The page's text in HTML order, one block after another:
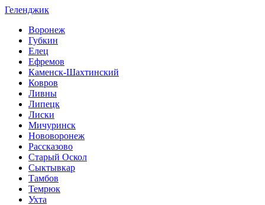
Геленджик
Воронеж
Губкин
Елец
Ефремов
Каменск-Шахтинский
Ковров
Ливны
Липецк
Лиски
Мичуринск
Нововоронеж
Рассказово
Старый Оскол
Сыктывкар
Тамбов
Темрюк
Ухта